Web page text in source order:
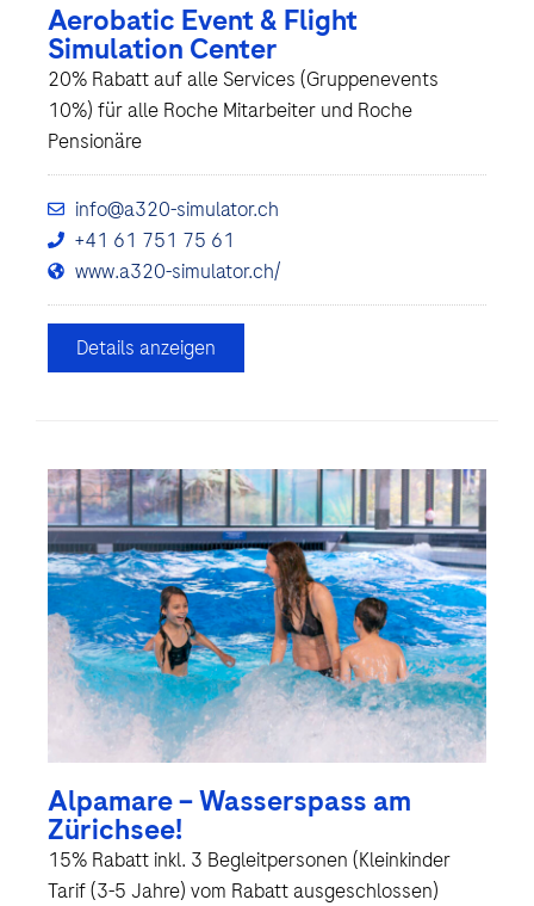
Aerobatic Event & Flight
Simulation Center
20% Rabatt auf alle Services (Gruppenevents
10%) für alle Roche Mitarbeiter und Roche
Pensionäre
info@a320-simulator.ch
+41 61 751 75 61
www.a320-simulator.ch/
Details anzeigen
Alpamare – Wasserspass am
Zürichsee!
15% Rabatt inkl. 3 Begleitpersonen (Kleinkinder
Tarif (3-5 Jahre) vom Rabatt ausgeschlossen)